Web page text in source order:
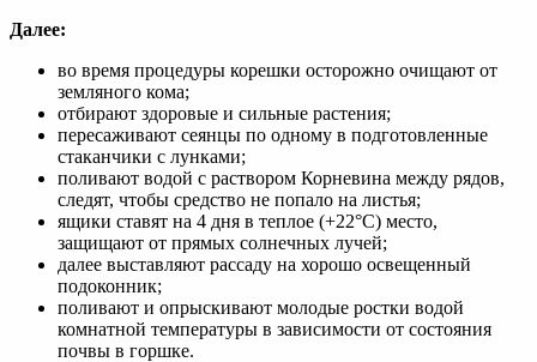
Далее:
во время процедуры корешки осторожно очищают от
земляного кома;
отбирают здоровые и сильные растения;
пересаживают сеянцы по одному в подготовленные
стаканчики с лунками;
поливают водой с раствором Корневина между рядов,
следят, чтобы средство не попало на листья;
ящики ставят на 4 дня в теплое (+22°С) место,
защищают от прямых солнечных лучей;
далее выставляют рассаду на хорошо освещенный
подоконник;
поливают и опрыскивают молодые ростки водой
комнатной температуры в зависимости от состояния
почвы в горшке.